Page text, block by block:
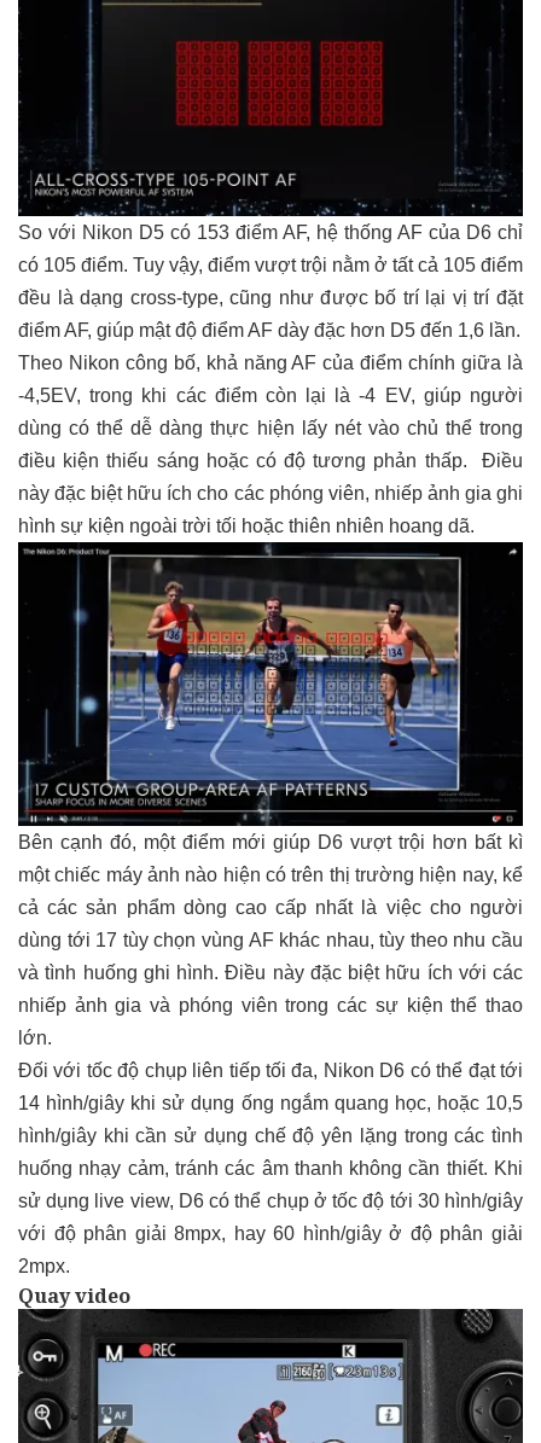
So với Nikon D5 có 153 điểm AF, hệ thống AF của D6 chỉ
có 105 điểm. Tuy vậy, điểm vượt trội nằm ở tất cả 105 điểm
đều là dạng cross-type, cũng như được bố trí lại vị trí đặt
điểm AF, giúp mật độ điểm AF dày đặc hơn D5 đến 1,6 lần.
Theo Nikon công bố, khả năng AF của điểm chính giữa là
-4,5EV, trong khi các điểm còn lại là -4 EV, giúp người
dùng có thể dễ dàng thực hiện lấy nét vào chủ thể trong
điều kiện thiếu sáng hoặc có độ tương phản thấp. Điều
này đặc biệt hữu ích cho các phóng viên, nhiếp ảnh gia ghi
hình sự kiện ngoài trời tối hoặc thiên nhiên hoang dã.
Bên cạnh đó, một điểm mới giúp D6 vượt trội hơn bất kì
một chiếc máy ảnh nào hiện có trên thị trường hiện nay, kể
cả các sản phẩm dòng cao cấp nhất là việc cho người
dùng tới 17 tùy chọn vùng AF khác nhau, tùy theo nhu cầu
và tình huống ghi hình. Điều này đặc biệt hữu ích với các
nhiếp ảnh gia và phóng viên trong các sự kiện thể thao
lớn.
Đối với tốc độ chụp liên tiếp tối đa, Nikon D6 có thể đạt tới
14 hình/giây khi sử dụng ống ngắm quang học, hoặc 10,5
hình/giây khi cần sử dụng chế độ yên lặng trong các tình
huống nhạy cảm, tránh các âm thanh không cần thiết. Khi
sử dụng live view, D6 có thể chụp ở tốc độ tới 30 hình/giây
với độ phân giải 8mpx, hay 60 hình/giây ở độ phân giải
2mpx.
Quay video